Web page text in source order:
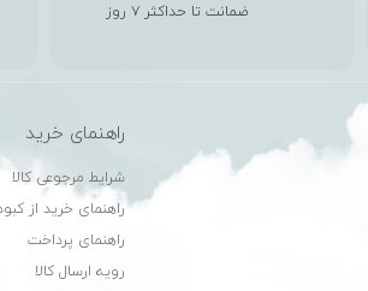
ضمانت تا حداکثر ۷ روز
راهنمای خرید
شرایط مرجوعی کالا
راهنمای خرید از
راهنمای پرداخت
رویه ارسال کالا